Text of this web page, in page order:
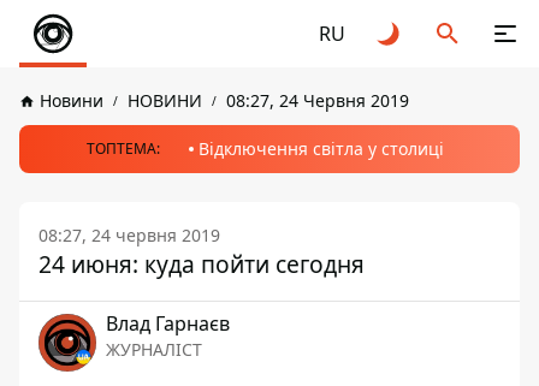
RU
Новини НОВИНИ 08:27, 24 Червня 2019
ТОПТЕМА: Відключення світла у столиці
08:27, 24 червня 2019
24 июня: куда пойти сегодня
Влад Гарнаєв
ЖУРНАЛІСТ